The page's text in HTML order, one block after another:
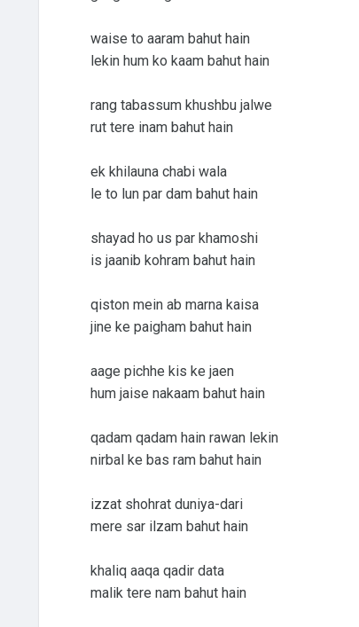
waise to aaram bahut hain
lekin hum ko kaam bahut hain
rang tabassum khushbu jalwe
rut tere inam bahut hain
ek khilauna chabi wala
le to lun par dam bahut hain
shayad ho us par khamoshi
is jaanib kohram bahut hain
qiston mein ab marna kaisa
jine ke paigham bahut hain
aage pichhe kis ke jaen
hum jaise nakaam bahut hain
qadam qadam hain rawan lekin
nirbal ke bas ram bahut hain
izzat shohrat duniya-dari
mere sar ilzam bahut hain
khaliq aaqa qadir data
malik tere nam bahut hain